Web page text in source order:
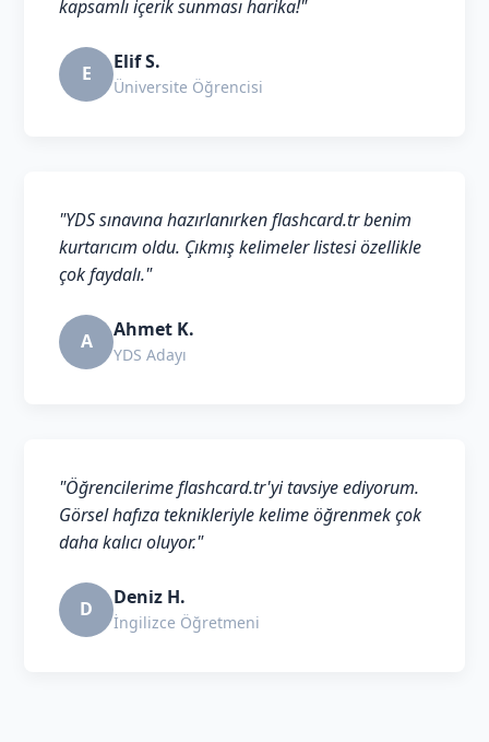
kapsamlı içerik sunması harika!"
E Elif S.
Üniversite Öğrencisi
"YDS sınavına hazırlanırken flashcard.tr benim
kurtarıcım oldu. Çıkmış kelimeler listesi özellikle
çok faydalı."
A Ahmet K.
YDS Adayı
"Öğrencilerime flashcard.tr'yi tavsiye ediyorum.
Görsel hafıza teknikleriyle kelime öğrenmek çok
daha kalıcı oluyor."
D Deniz H.
İngilizce Öğretmeni